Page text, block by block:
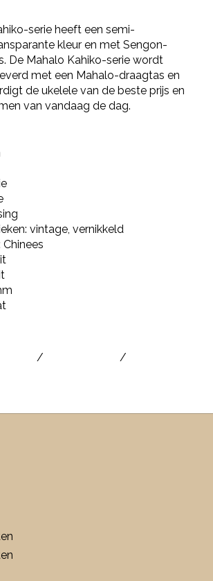
serie heeft een semi-
kleur en met Sengon-
De Mahalo Kahiko-serie wordt
met een Mahalo-draagtas en
de ukelele van de beste prijs en
van vandaag de dag.
vintage, vernikkeld
/ /